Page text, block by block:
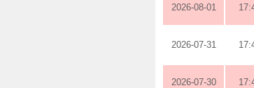
2026-08-01
2026-07-31
2026-07-30